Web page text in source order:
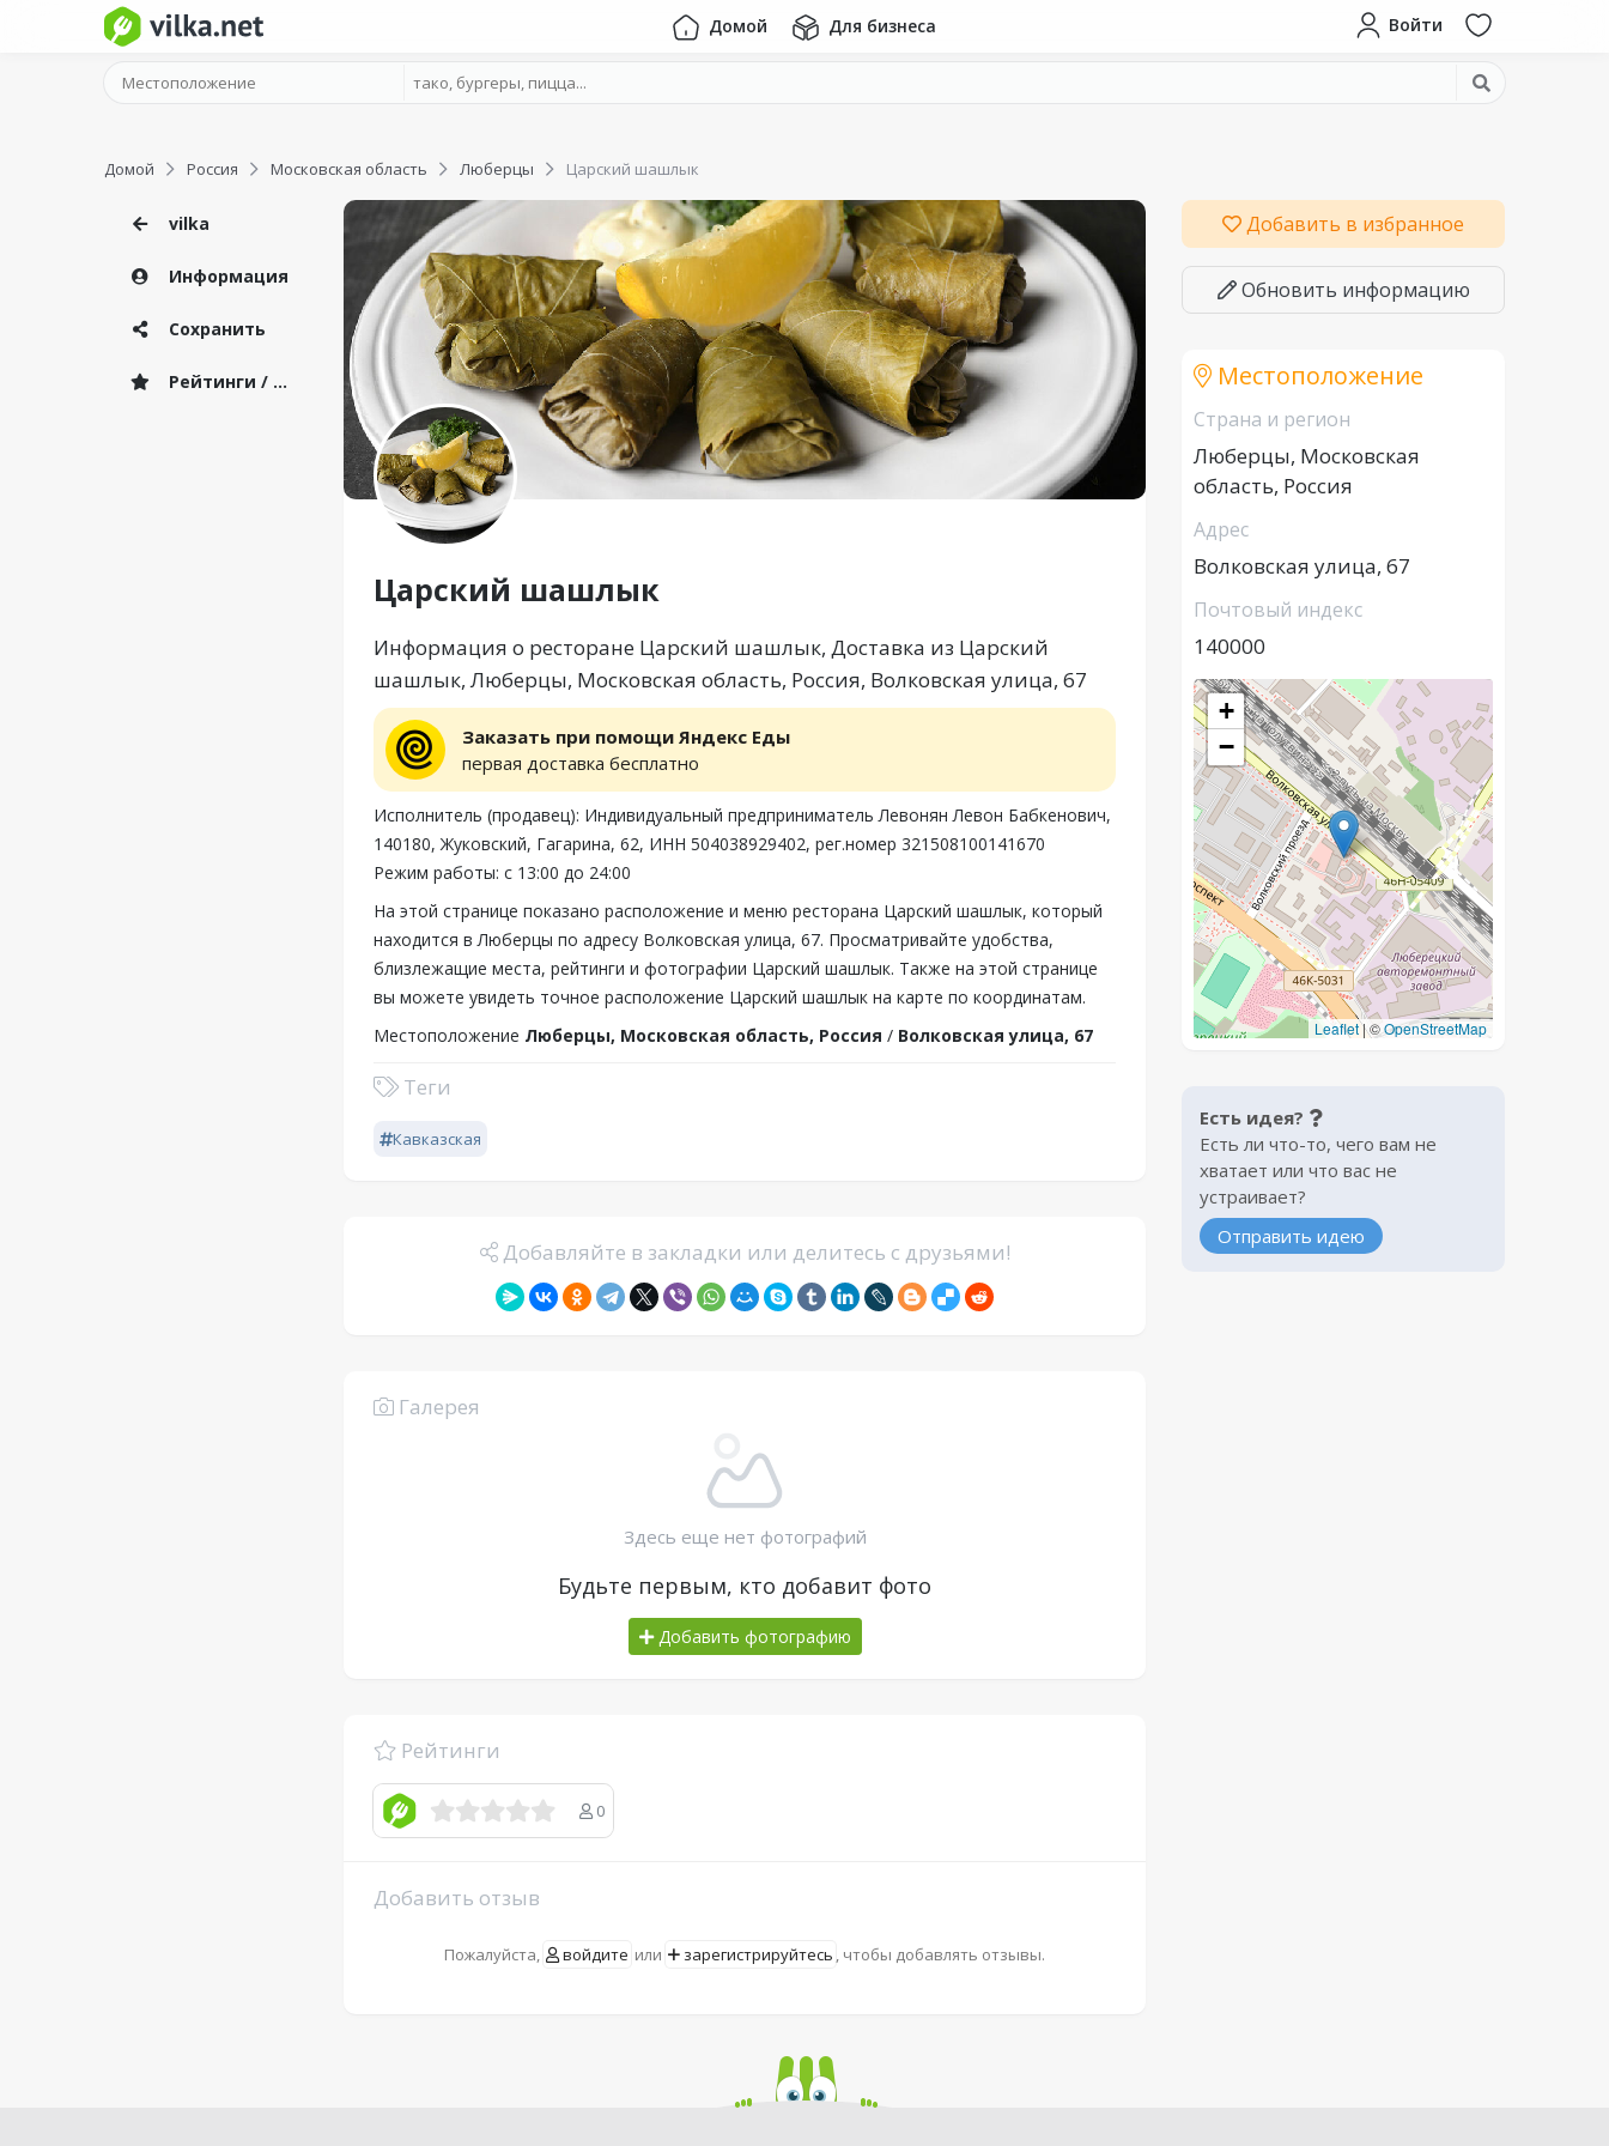
Домой Для бизнеса Войти
Домой Россия Московская область Люберцы Царский шашлык
vilka
Информация
Сохранить
Рейтинги / Отзывы
Царский шашлык
Информация о ресторане Царский шашлык, Доставка из Царский
шашлык, Люберцы, Московская область, Россия, Волковская улица, 67
Заказать при помощи Яндекс Еды
первая доставка бесплатно
Исполнитель (продавец): Индивидуальный предприниматель Левонян Левон Бабкенович,
140180, Жуковский, Гагарина, 62, ИНН 504038929402, рег.номер 321508100141670
Режим работы: с 13:00 до 24:00
На этой странице показано расположение и меню ресторана Царский шашлык, который
находится в Люберцы по адресу Волковская улица, 67. Просматривайте удобства,
близлежащие места, рейтинги и фотографии Царский шашлык. Также на этой странице
вы можете увидеть точное расположение Царский шашлык на карте по координатам.
Местоположение Люберцы, Московская область, Россия / Волковская улица, 67
Теги
Кавказская
Добавляйте в закладки или делитесь с друзьями!
Галерея
Здесь еще нет фотографий
Будьте первым, кто добавит фото
Добавить фотографию
Рейтинги
0
Добавить отзыв
Пожалуйста, войдите или зарегистрируйтесь , чтобы добавлять отзывы.
Добавить в избранное
Обновить информацию
Местоположение
Страна и регион
Люберцы, Московская
область, Россия
Адрес
Волковская улица, 67
Почтовый индекс
140000
+
−
Leaflet|©OpenStreetMap
Есть идея?
Есть ли что-то, чего вам не
хватает или что вас не
устраивает?
Отправить идею